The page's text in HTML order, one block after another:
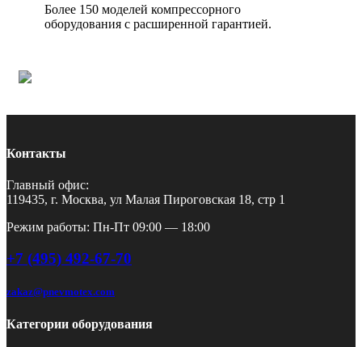
Более 150 моделей компрессорного
оборудования с расширенной гарантией.
Контакты
Главный офис:
119435, г. Москва, ул Малая Пироговская 18, стр 1
Режим работы: Пн-Пт 09:00 — 18:00
+7 (495) 492-67-70
zakaz@pnevmotex.com
Категории оборудования